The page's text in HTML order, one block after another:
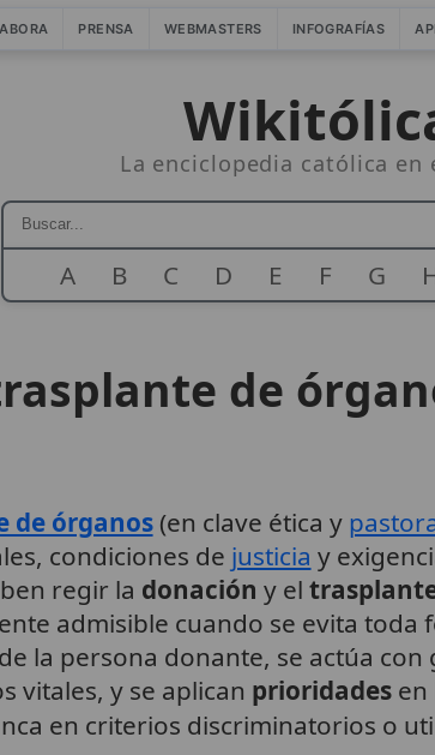
PRENSA WEBMASTERS INFOGRAFÍAS
La enciclopedia católica en
A B C D E F G
de
de órganos(en clave ética y
condiciones de justicia y
regir la donación y el
admisible cuando se evita toda
de la persona donante, se actúa con
vitales, y se aplican prioridadesen
en criterios discriminatorios o